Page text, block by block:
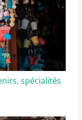
spécialités